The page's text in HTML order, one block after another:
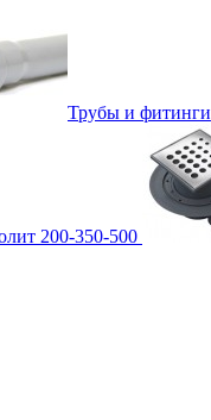
Трубы и фитинги
200-350-500